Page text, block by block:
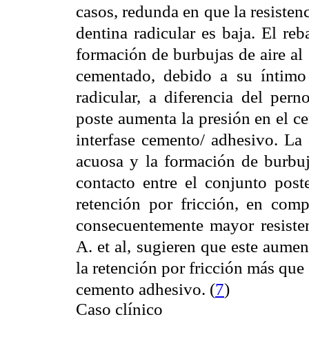
casos, redunda en que la
dentina radicular es baja. El
formación de burbujas de aire
cementado, debido a su
radicular, a diferencia del
poste aumenta la presión en el
interfase cemento/ adhesivo.
acuosa y la formación de
contacto entre el conjunto
retención por fricción, en
consecuentemente mayor
A. et al, sugieren que este
la retención por fricción más
cemento adhesivo. (7)
Caso clínico